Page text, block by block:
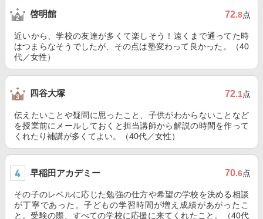
啓明館 72.8点
近いから、学校の友達が多くて楽しそう！遠くまで通ってた時
はつまらなそうでしたが、その点は塾変わって良かった。（40
代／女性）
四谷大塚 72.1点
伝えたいことや疑問に思ったこと、子供がわからないことなど
を授業前にメールしておくと担当講師から解説の時間を作って
くれたり補講が多くてよい。（40代／女性）
早稲田アカデミー 70.6点
その子のレベルに応じた勉強の仕方や希望の学校を決める相談
が丁寧であった。子どもの学習時間が増え成績があがったこ
と。受験の際、すべての学校に応援に来てくれたこと。（40代